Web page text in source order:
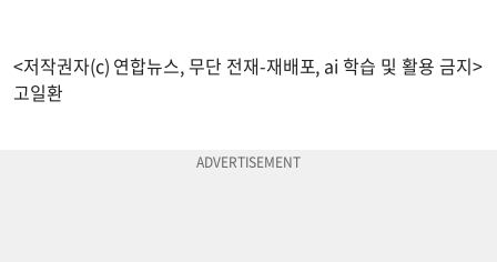
<저작권자(c) 연합뉴스, 무단 전재-재배포, ai 학습 및 활용 금지>
고일환